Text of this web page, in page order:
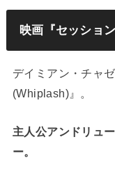
映画『セッショ
デイミアン・チャ
(Whiplash)』。
主人公アンドリュ
ー。